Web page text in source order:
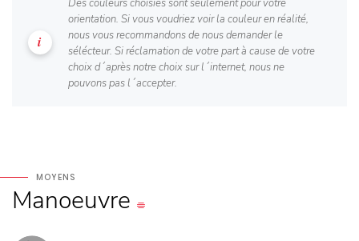
Des couleurs choisies sont seulement pour votre
orientation. Si vous voudriez voir la couleur en réalité,
nous vous recommandons de nous demander le
sélécteur. Si réclamation de votre part à cause de votre
choix d´après notre choix sur l´internet, nous ne
pouvons pas l´accepter.
MOYENS
Manoeuvre